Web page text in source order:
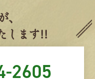
、
します!!
2605